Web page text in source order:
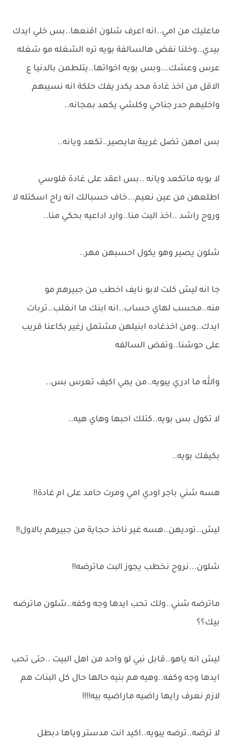
ماعليك من امي..انه اعرف شلون اقنعها..بس خلي ايدك
بيدي..وخلنا نفض هالسالفة بويه تره الشغله مو شغله
عرس وعشك...وبس بويه اخواتها..يتلطمن بالدنيا ع
الاقل من اخذ غادة محد يكدر يفك حلكة انه نسيبهم
واخليهم حدر جناحي وكلشي يكعد بمجانه..
بس امهن تضل غريبة مايصير..تكعد ويانه..
لا بويه ماتكعد ويانه ..بس اعقد على غادة فلوسي
اطلعهن من عين نعيم...خاف حسبالك انه راح اسكتله لا
وروح راشد ..اخذ البت منا..وارد اداعيه بحكي منا..
شلون يصير وهو يكول احسبهن مهر..
جا انه ليش كلت لابو نايف اخطب من جبيرهم مو
منه..محسب لهاي حساب..انه ابنك ما انغلب..تربات
ايدك..ومن اخذغاده ابنيلهن مشتمل زغير بكاعنا قريب
على حوشنا..وتفض السالفه
والله ما ادري يبويه..من يمي اكيف تعرس بس..
لا تكول بس بويه..كتلك احبها وهاي هيه..
بكيفك بويه..
هسه شني باجر اودي امي ومرت حامد على ام غادة!!
ليش..توديهن..هسه غير ناخذ حجاية من جبيرهم بالاول!!
شلون...نروح نخطب يجوز البت ماترضه!!
ماترضه شني..ولك تحب ايدها وجه وكفه..شلون ماترضه
بيك؟؟
ليش انه ياهو..قابل نبي لو واحد من اهل البيت ..حتى تحب
ايدها وجه وكفه..وهيه هم بنيه حالها حال كل البنات هم
لازم نعرف رايها راضيه ماراضيه بيه!!!!
لا ترضه..ترضه يبويه..اكيد انت مدستر وياها دبطل